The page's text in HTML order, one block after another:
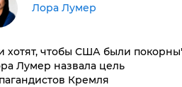
​Лора Лумер
хотят, чтобы США были
Лумер назвала цель
Кремля